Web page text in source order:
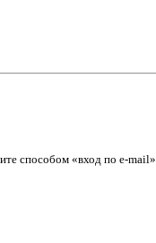
способом «вход по e-mail».